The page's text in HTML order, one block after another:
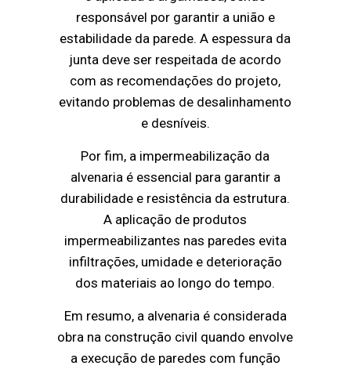
responsável por garantir a união e
estabilidade da parede. A espessura da
junta deve ser respeitada de acordo
com as recomendações do projeto,
evitando problemas de desalinhamento
e desníveis.
Por fim, a impermeabilização da
alvenaria é essencial para garantir a
durabilidade e resistência da estrutura.
A aplicação de produtos
impermeabilizantes nas paredes evita
infiltrações, umidade e deterioração
dos materiais ao longo do tempo.
Em resumo, a alvenaria é considerada
obra na construção civil quando envolve
a execução de paredes com função